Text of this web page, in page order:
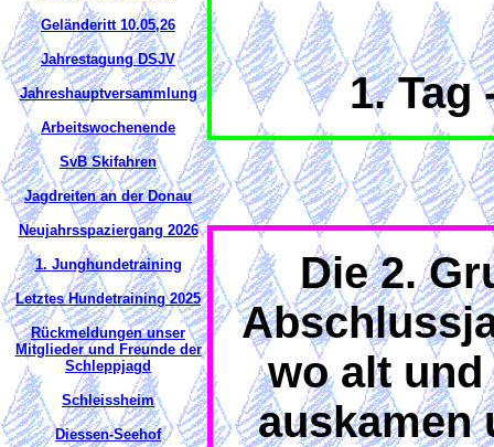
Geländeritt 10.05,26
Jahrestagung DSJV
Jahreshauptversammlung
Arbeitswochenende
SvB Skifahren
Jagdreiten an der Donau
Neujahrsspaziergang 2026
1. Junghundetraining
Letztes Hundetraining 2025
Rückmeldungen unser
Mitglieder und Freunde der
Schleppjagd
Schleissheim
Diessen-Seehof
1.
Die 2.
wo alt
auskamen